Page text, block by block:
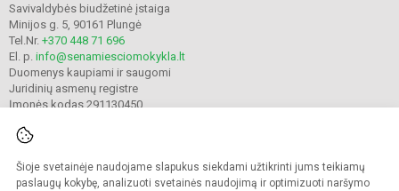
Šioje svetainėje naudojame slapukus siekdami užtikrinti jums teikiamų
paslaugų kokybę, analizuoti svetainės naudojimą ir optimizuoti naršymo
Savivaldybės biudžetinė įstaiga
Minijos g. 5, 90161 Plungė
Tel.Nr. +370 448 71 696
El. p. info@senamiesciomokykla.lt
Duomenys kaupiami ir saugomi
Juridinių asmenų registre
Įmonės kodas 291130450
© 2022. Plungės Senamiesčio mokykla. Visos teisės saugomos.
Kopijuoti turinį be raštiško gimnazijos sutikimo griežtai draudžiama.